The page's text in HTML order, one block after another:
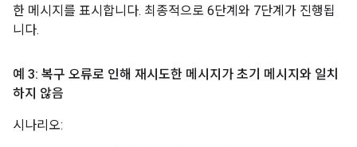
한 메시지를 표시합니다. 최종적으로 6단계와 7단계가 진행됩
니다.
예 3: 복구 오류로 인해 재시도한 메시지가 초기 메시지와 일치
하지 않음
시나리오: